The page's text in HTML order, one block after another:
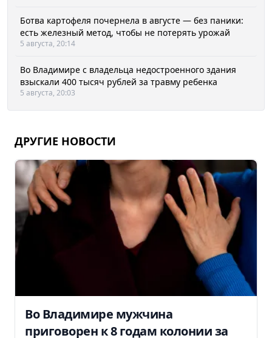
Ботва картофеля почернела в августе — без паники:
есть железный метод, чтобы не потерять урожай
5 августа, 20:14
Во Владимире с владельца недостроенного здания
взыскали 400 тысяч рублей за травму ребенка
5 августа, 20:03
ДРУГИЕ НОВОСТИ
Во Владимире мужчина
приговорен к 8 годам колонии за